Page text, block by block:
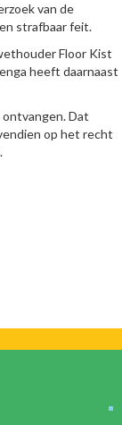
van de
strafbaar feit.
Floor Kist
heeft daarnaast
Dat
op het recht